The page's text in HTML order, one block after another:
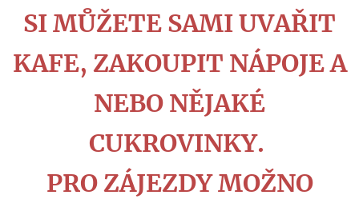
SI MŮŽETE SAMI UVAŘIT
KAFE, ZAKOUPIT NÁPOJE A
NEBO NĚJAKÉ
CUKROVINKY.
PRO ZÁJEZDY MOŽNO